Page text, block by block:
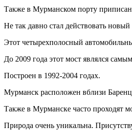
Также в Мурманском порту
Не так давно стал действовать
Этот четырехполосный
До 2009 года этот мост являлся
Построен в 1992-2004 годах.
Мурманск расположен вблизи
Также в Мурманске часто проходят
Природа очень уникальна.